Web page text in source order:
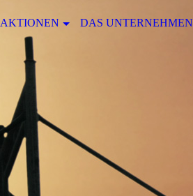
AKTIONEN DAS UNTERNEHMEN